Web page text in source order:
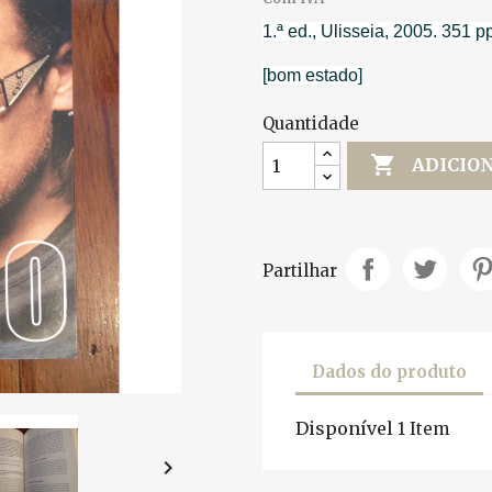

1.ª ed., Ulisseia, 2005. 351
[bom estado]
Quantidade

Partilhar
Dados do produto
Disponível 1 Item